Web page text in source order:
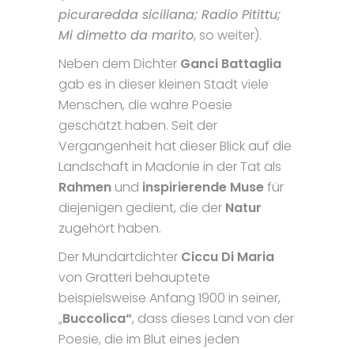
picuraredda siciliana; Radio Pitittu;
Mi dimetto da marito, so weiter).
Neben dem Dichter Ganci Battaglia
gab es in dieser kleinen Stadt viele
Menschen, die wahre Poesie
geschätzt haben. Seit der
Vergangenheit hat dieser Blick auf die
Landschaft in Madonie in der Tat als
Rahmen und inspirierende Musefür
diejenigen gedient, die der Natur
zugehört haben.
Der Mundartdichter Ciccu Di Maria
von Gratteri behauptete
beispielsweise Anfang 1900 in seiner,
„Buccolica“, dass dieses Land von der
Poesie, die im Blut eines jeden